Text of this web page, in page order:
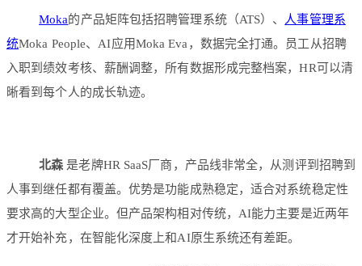
Moka的产品矩阵包括招聘管理系统（ATS）、
人事管理系
统Moka People、AI应用Moka Eva，数据完全打通。员工从招聘
入职到绩效考核、薪酬调整，所有数据形成完整档案，HR可以清
晰看到每个人的成长轨迹。
北森 是老牌HR SaaS厂商，产品线非常全，从测评到招聘到
人事到继任都有覆盖。优势是功能成熟稳定，适合对系统稳定性
要求高的大型企业。但产品架构相对传统，AI能力主要是近两年
才开始补充，在智能化深度上和AI原生系统还有差距。